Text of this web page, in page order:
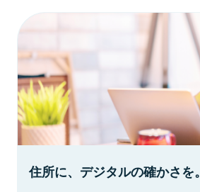
住所に、デジタルの確かさを。